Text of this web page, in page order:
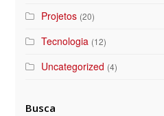
Projetos (20)
Tecnologia (12)
Uncategorized (4)
Busca